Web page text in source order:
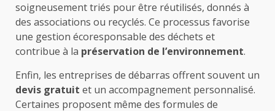
soigneusement triés pour être réutilisés, donnés à
des associations ou recyclés. Ce processus favorise
une gestion écoresponsable des déchets et
contribue à la préservation de l’environnement.
Enfin, les entreprises de débarras offrent souvent un
devis gratuit et un accompagnement personnalisé.
Certaines proposent même des formules de